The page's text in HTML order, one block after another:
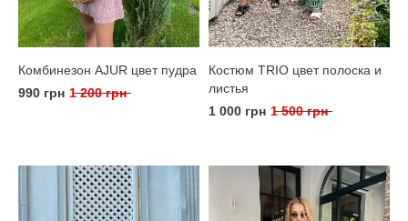
Комбинезон AJUR цвет пудра
990 грн 1 200 грн
Костюм TRIO цвет полоска и
листья
1 000 грн 1 500 грн